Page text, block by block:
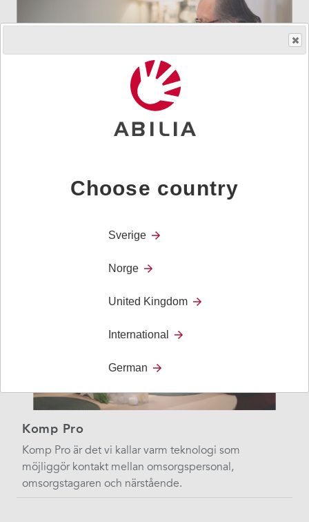
Komp Pro
Komp Pro är det vi kallar varm teknologi som
möjliggör kontakt mellan omsorgspersonal,
omsorgstagaren och närstående.
Choose country
Sverige
Norge
United Kingdom
International
German